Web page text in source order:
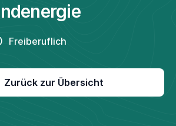
Freiberuflich
Zurück zur Übersicht